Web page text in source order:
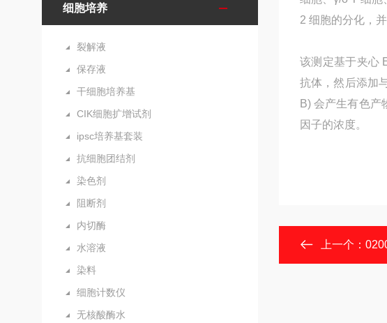
细胞培养
裂解液
保存液
干细胞培养基
CIK细胞扩增试剂
ipsc培养基套装
抗细胞团结剂
染色剂
阻断剂
内切酶
水溶液
染料
细胞计数仪
无核酸酶水
2 细胞的分化，
该测定基于夹心
抗体，然后添加
B) 会产生有色产
因子的浓度。
上一个：